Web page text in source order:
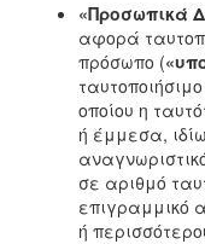
«Προσωπικά
αφορά
πρόσωπο (
οποίου η
ή έμμεσα,
σε αριθμό
επιγραμμικό
ή